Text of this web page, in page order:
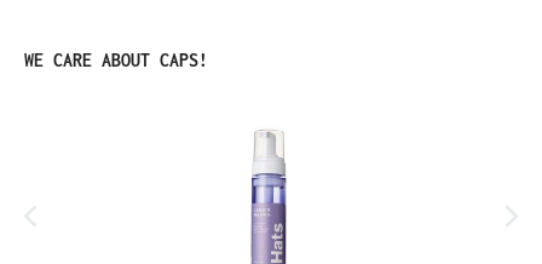
Produktgalerie überspringen
WE CARE ABOUT CAPS!